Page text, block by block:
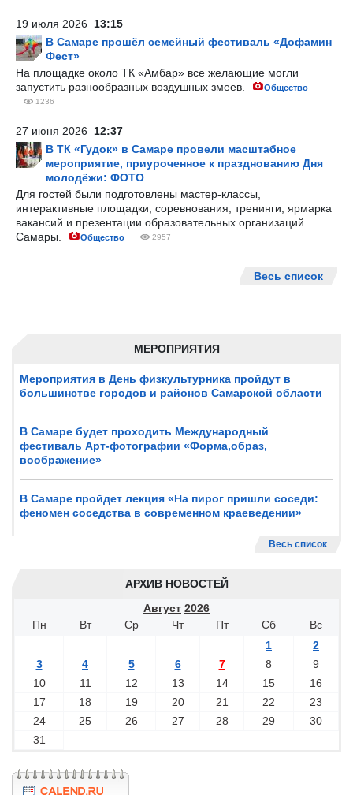
МЕРОПРИЯТИЯ
Мероприятия в День физкультурника пройдут в
большинстве городов и районов Самарской области
В Самаре будет проходить Международный
фестиваль Арт-фотографии «Форма,образ,
воображение»
В Самаре пройдет лекция «На пирог пришли соседи:
феномен соседства в современном краеведении»
Весь список
АРХИВ НОВОСТЕЙ
Август 2026
Пн
Вт Ср Чт Пт Сб
Вс
1
2
3
4 5 6 7 8
9
10
11 12 13 14 15
16
17
18 19 20 21 22
23
24
25 26 27 28 29
30
31
19 июля 2026 13:15
В Самаре прошёл семейный фестиваль «Дофамин
Фест»
На площадке около ТК «Амбар» все желающие могли
запустить разнообразных воздушных змеев.
Общество
1236
27 июня 2026 12:37
В ТК «Гудок» в Самаре провели масштабное
мероприятие, приуроченное к празднованию Дня
молодёжи: ФОТО
Для гостей были подготовлены мастер-классы,
интерактивные площадки, соревнования, тренинги, ярмарка
вакансий и презентации образовательных организаций
Самары.
Общество 2957
Весь список